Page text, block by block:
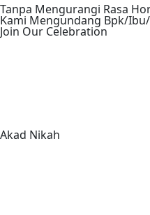
Tanpa Mengurangi Rasa
Kami Mengundang Bpk/
Join Our Celebration